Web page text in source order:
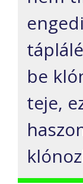
be
teje,